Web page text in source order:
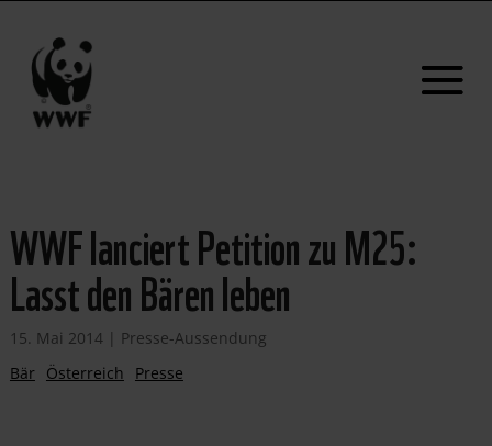
WWF lanciert Petition zu M25:
Lasst den Bären leben
15. Mai 2014| Presse-Aussendung
Bär Österreich Presse